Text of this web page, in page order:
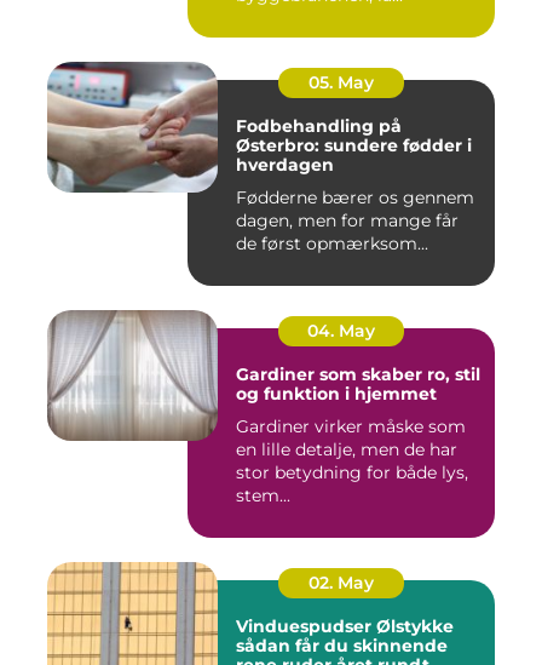
05. May
Fodbehandling på
Østerbro: sundere fødder i
hverdagen
Fødderne bærer os gennem
dagen, men for mange får
de først opmærksom...
04. May
Gardiner som skaber ro, stil
og funktion i hjemmet
Gardiner virker måske som
en lille detalje, men de har
stor betydning for både lys,
stem...
02. May
Vinduespudser Ølstykke
sådan får du skinnende